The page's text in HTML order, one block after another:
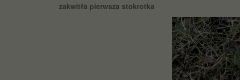
zakwitła pierwsza stokrotka